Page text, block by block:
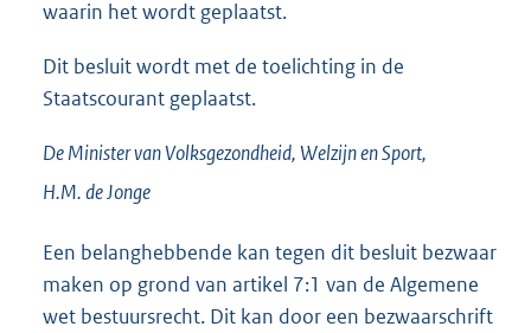
waarin het wordt geplaatst.
Dit besluit wordt met de toelichting in de
Staatscourant geplaatst.
De Minister van Volksgezondheid, Welzijn en Sport,
H.M. deJonge
Een belanghebbende kan tegen dit besluit bezwaar
maken op grond van artikel 7:1 van de Algemene
wet bestuursrecht. Dit kan door een bezwaarschrift